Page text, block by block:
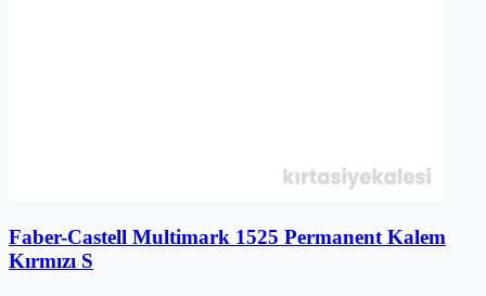
Faber-Castell Multimark 1525 Permanent Kalem
Kırmızı S